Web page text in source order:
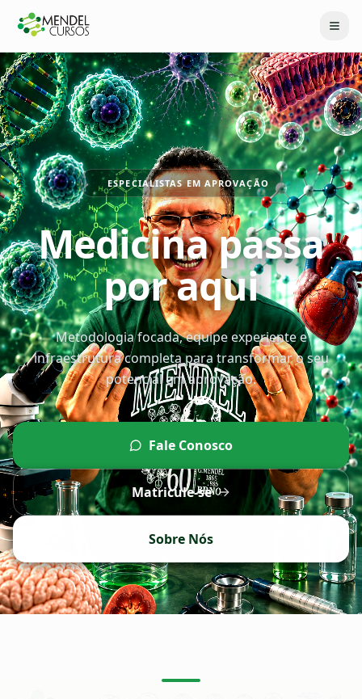
ESPECIALISTAS EM APROVAÇÃO
Medicina passa
por aqui
Metodologia focada, equipe experiente e
infraestrutura completa para transformar o seu
potencial em aprovação.
Fale Conosco
Matricule-se
Sobre Nós